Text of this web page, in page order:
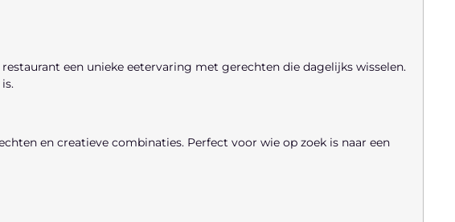
een unieke eetervaring met gerechten die dagelijks wisselen.
en creatieve combinaties. Perfect voor wie op zoek is naar een